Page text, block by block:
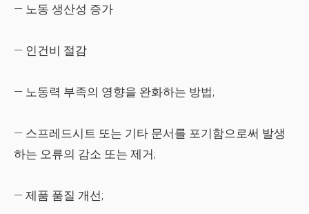
— 노동 생산성 증가
— 인건비 절감
— 노동력 부족의 영향을 완화하는 방법;
— 스프레드시트 또는 기타 문서를 포기함으로써 발생
하는 오류의 감소 또는 제거;
— 제품 품질 개선;